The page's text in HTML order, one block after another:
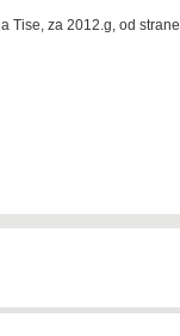
Tise, za 2012.g, od strane